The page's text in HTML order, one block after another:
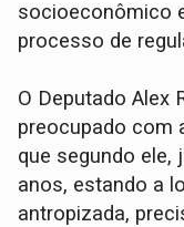
socioeconômico
processo de
O Deputado Alex
preocupado com
que segundo ele,
anos, estando a
antropizada,